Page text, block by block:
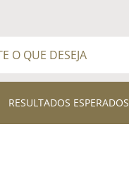
RESULTADOS ESPERADOS